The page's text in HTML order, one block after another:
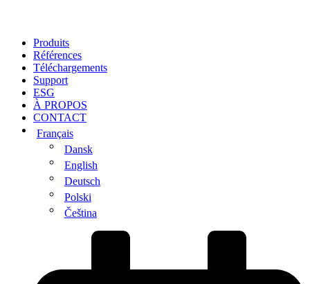
Produits
Références
Téléchargements
Support
ESG
À PROPOS
CONTACT
Français
Dansk
English
Deutsch
Polski
Čeština